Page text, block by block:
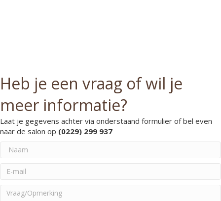
Heb je een vraag of wil je
meer informatie?
Laat je gegevens achter via onderstaand formulier of bel even
naar de salon op (0229) 299 937